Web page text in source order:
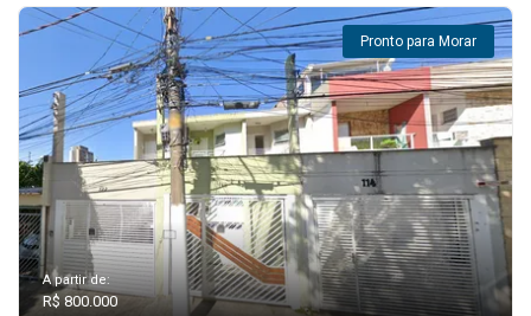
Pronto para Morar
A partir de:
R$ 800.000